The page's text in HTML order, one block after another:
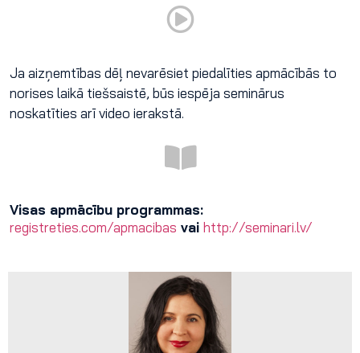
Ja aizņemtības dēļ nevarēsiet piedalīties apmācībās to
norises laikā tiešsaistē, būs iespēja seminārus
noskatīties arī video ierakstā.
Visas apmācību programmas:
registreties.com/apmacibas vai http://seminari.lv/